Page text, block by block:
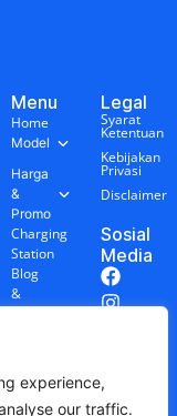
experience,
our traffic.
Menu
Home
Model
Harga
&
Promo
Charging
Station
Blog
&
Legal
Syarat
Ketentuan
Kebijakan
Privasi
Disclaimer
Sosial
Media